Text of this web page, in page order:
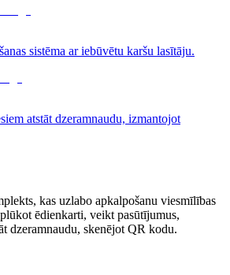
sistēma ar iebūvētu karšu lasītāju.
atstāt dzeramnaudu, izmantojot
kas uzlabo apkalpošanu viesmīlības
ēdienkarti, veikt pasūtījumus,
dzeramnaudu, skenējot QR kodu.